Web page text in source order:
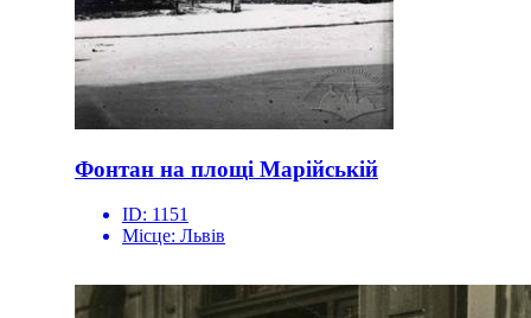
Фонтан на площі Марійській
ID: 1151
Місце: Львів